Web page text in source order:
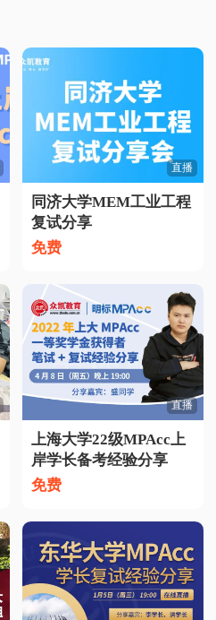
直播
同济大学MEM工业工程
复试分享
免费
直播
上海大学22级MPAcc上
岸学长备考经验分享
免费